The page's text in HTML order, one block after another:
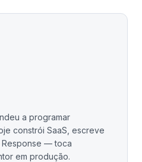
a programar
constrói SaaS, escreve
Response — toca
em produção.